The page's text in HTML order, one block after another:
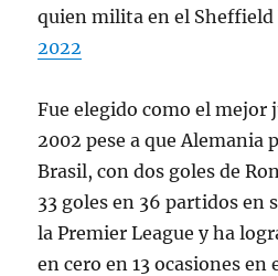
quien milita en el
2022
Fue elegido como el mejor
2002 pese a que Alemania
Brasil, con dos goles de
33 goles en 36 partidos en
la Premier League y ha
en cero en 13 ocasiones en